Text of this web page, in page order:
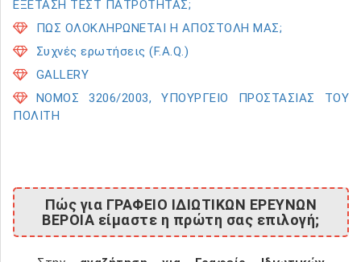
ΕΞΕΤΑΣΗ ΤΕΣΤ ΠΑΤΡΟΤΗΤΑΣ;
ΠΩΣ ΟΛΟΚΛΗΡΩΝΕΤΑΙ Η ΑΠΟΣΤΟΛΗ ΜΑΣ;
Συχνές ερωτήσεις (F.A.Q.)
GALLERY
ΝΟΜΟΣ 3206/2003, ΥΠΟΥΡΓΕΙΟ ΠΡΟΣΤΑΣΙΑΣ ΤΟΥ
ΠΟΛΙΤΗ
Πώς για ΓΡΑΦΕΙΟ ΙΔΙΩΤΙΚΩΝ ΕΡΕΥΝΩΝ
ΒΕΡΟΙΑ είμαστε η πρώτη σας επιλογή;